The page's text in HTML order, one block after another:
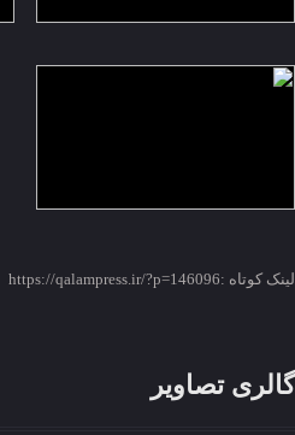
لینک کوتاه :https://qalampress.ir/?p=146096
گالری تصاویر